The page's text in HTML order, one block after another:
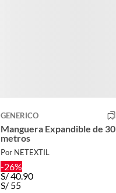
GENERICO
Manguera Expandible de 30
metros
Por NETEXTIL
-26%
S/40.90
S/ 55